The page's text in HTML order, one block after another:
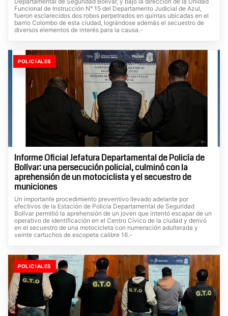
Funcional de Instrucción N° 15 del Departamento Judicial de Azul,
fueron esclarecidos dos robos perpetrados en quintas ubicadas en el
barrio Colombo de esta ciudad, lográndose además el secuestro de
diversos elementos de interés para la causa.-
POLICIALES
Informe Oficial Jefatura Departamental de Policía de
Bolívar: una persecución policial, culminó con la
aprehensión de un motociclista y el secuestro de
municiones
Un importante procedimiento preventivo llevado adelante por
efectivos de la Estación de Policía Departamental de Seguridad
Bolívar permitió la aprehensión de un joven que intentó escapar de un
operativo de identificación en el Centro Cívico de la ciudad y derivó
en el secuestro de una motocicleta con numeración adulterada y
veinte cartuchos de escopeta calibre 16.-
POLICIALES